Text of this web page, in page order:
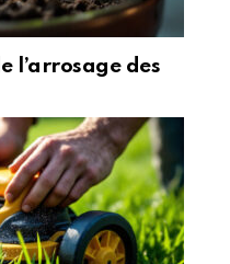
l’arrosage des